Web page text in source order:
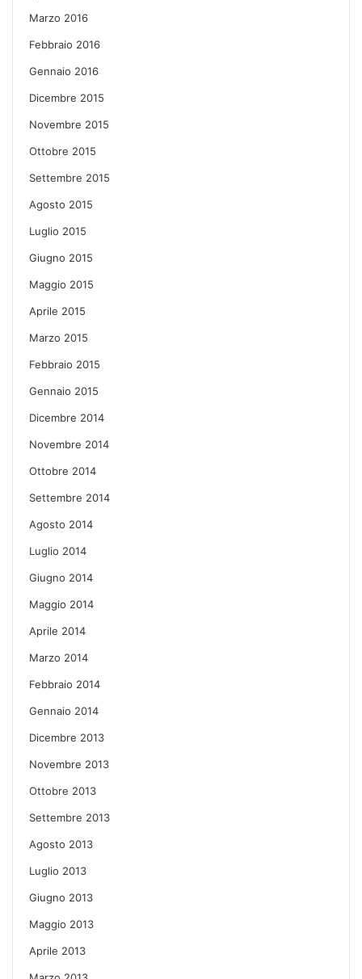
Marzo 2016
Febbraio 2016
Gennaio 2016
Dicembre 2015
Novembre 2015
Ottobre 2015
Settembre 2015
Agosto 2015
Luglio 2015
Giugno 2015
Maggio 2015
Aprile 2015
Marzo 2015
Febbraio 2015
Gennaio 2015
Dicembre 2014
Novembre 2014
Ottobre 2014
Settembre 2014
Agosto 2014
Luglio 2014
Giugno 2014
Maggio 2014
Aprile 2014
Marzo 2014
Febbraio 2014
Gennaio 2014
Dicembre 2013
Novembre 2013
Ottobre 2013
Settembre 2013
Agosto 2013
Luglio 2013
Giugno 2013
Maggio 2013
Aprile 2013